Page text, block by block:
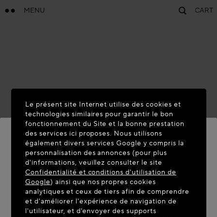
MENU CART
BIENVENUE SUR MAISON-
ALAIA.COM
Vous semblez être dans le pays suivant : United
States. Souhaitez-vous mettre à jour votre
localisation ?
Le présent site Internet utilise des cookies et
technologies similaires pour garantir le bon
fonctionnement du Site et la bonne prestation
des services ici proposes. Nous utilisons
également divers services Google y compris la
personnalisation des annonces (pour plus
d'informations, veuillez consulter le site
Confidentialité et conditions d'utilisation de
Google) ainsi que nos propres cookies
analytiques et ceux de tiers afin de comprendre
et d'améliorer l'expérience de navigation de
l'utilisateur, et d'envoyer des supports